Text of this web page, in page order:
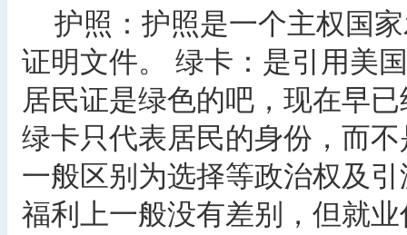
护照：护照是一个主权国
证明文件。 绿卡：是引用美
居民证是绿色的吧，现在早
绿卡只代表居民的身份，而
一般区别为选择等政治权及
福利上一般没有差别，但就